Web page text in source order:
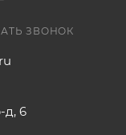
ЗВОНОК
д, 6